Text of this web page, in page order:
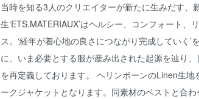
当時を知る3人のクリエイターが新たに生みだす、
生‘ETS.MATERIAUX’はヘルシー、コンフォート、
ス。‘経年が着心地の良さにつながり完成していく’
に、いま必要とする服が産み出された起源を辿り
を再定義しております。 ヘリンボーンのLinen生地
ークジャケットとなります。同素材のベストと合わ